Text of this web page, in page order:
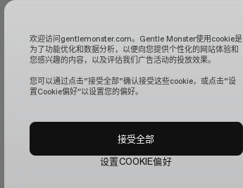
欢迎访问gentlemonster.com。Gentle Monster使用cookie是
为了功能优化和数据分析，以便向您提供个性化的网站体验和
您感兴趣的内容，以及评估我们广告活动的投放效果。
您可以通过点击“接受全部“确认接受这些cookie，或点击“设
置Cookie偏好”以设置您的偏好。
设置COOKIE偏好
接受全部